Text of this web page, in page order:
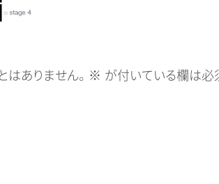
ありません。 ※ が付いている欄は必